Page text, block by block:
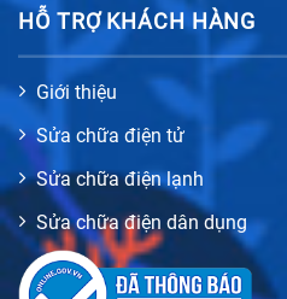
HỖ TRỢ KHÁCH HÀNG
Giới thiệu
Sửa chữa điện tử
Sửa chữa điện lạnh
Sửa chữa điện dân dụng